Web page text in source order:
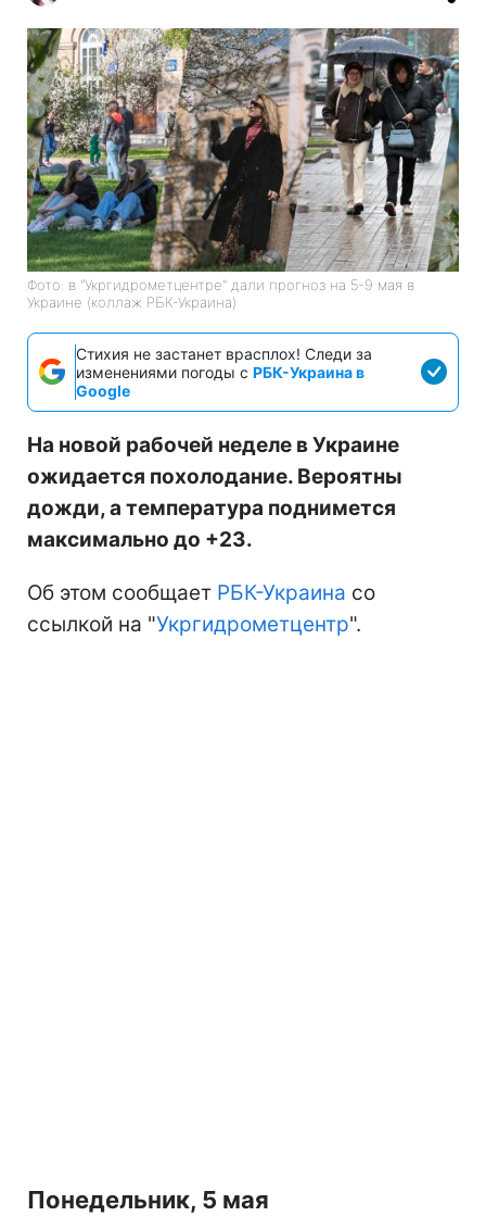
Фото: в "Укргидрометцентре" дали прогноз на 5-9 мая в
Украине (коллаж РБК-Украина)
Стихия не застанет врасплох! Следи за
изменениями погоды с РБК-Украина в
Google
На новой рабочей неделе в Украине
ожидается похолодание. Вероятны
дожди, а температура поднимется
максимально до +23.
Об этом сообщает РБК-Украина со
ссылкой на "Укргидрометцентр".
Понедельник, 5 мая